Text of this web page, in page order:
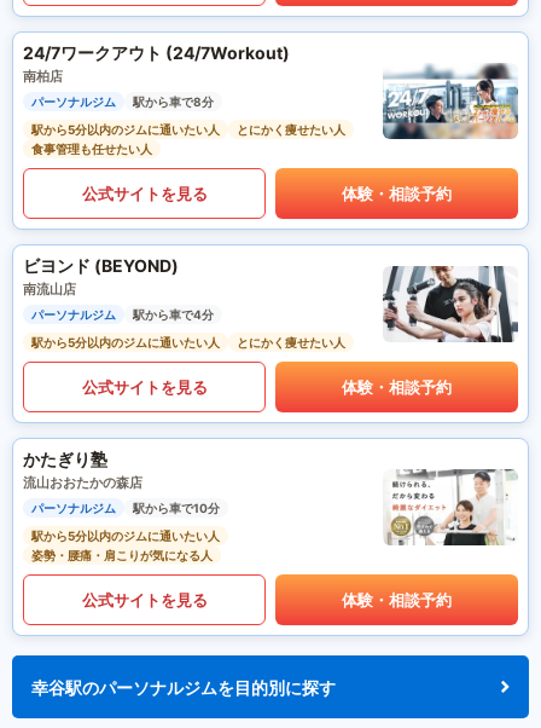
24/7ワークアウト (24/7Workout)
南柏店
パーソナルジム
駅から車で8分
駅から5分以内のジムに通いたい人
とにかく痩せたい人
食事管理も任せたい人
公式サイトを見る 体験・相談予約
ビヨンド (BEYOND)
南流山店
パーソナルジム
駅から車で4分
駅から5分以内のジムに通いたい人
とにかく痩せたい人
公式サイトを見る 体験・相談予約
かたぎり塾
流山おおたかの森店
パーソナルジム
駅から車で10分
駅から5分以内のジムに通いたい人
姿勢・腰痛・肩こりが気になる人
公式サイトを見る 体験・相談予約
幸谷駅のパーソナルジムを目的別に探す